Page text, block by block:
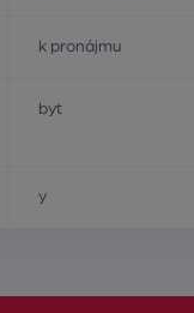
k pronájmu
byt
y